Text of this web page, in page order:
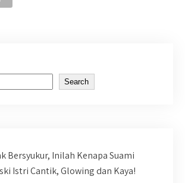
Search
Bersyukur, Inilah Kenapa Suami
Istri Cantik, Glowing dan Kaya!